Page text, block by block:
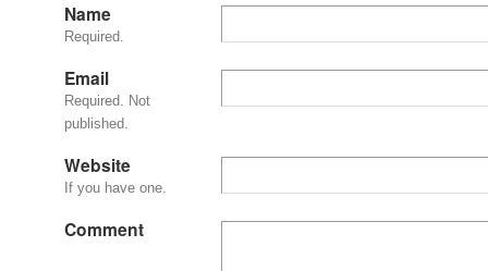
Name
Required.
Email
Required. Not
published.
Website
If you have one.
Comment